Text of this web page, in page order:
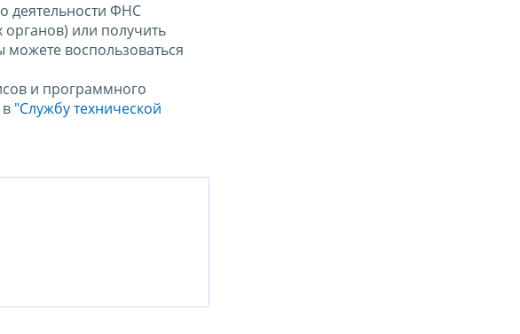
деятельности ФНС
или получить
воспользоваться
и программного
"Службу технической